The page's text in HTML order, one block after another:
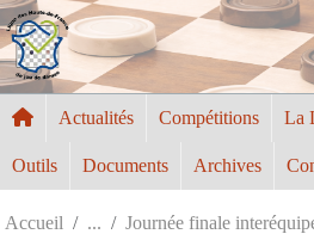
Actualités Compétitions La
Outils Documents Archives
Accueil Journée finale
Panneau de gestion des cookies